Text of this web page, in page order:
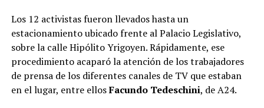
Los 12 activistas fueron llevados hasta un
estacionamiento ubicado frente al Palacio Legislativo,
sobre la calle Hipólito Yrigoyen. Rápidamente, ese
procedimiento acaparó la atención de los trabajadores
de prensa de los diferentes canales de TV que estaban
en el lugar, entre ellosFacundo Tedeschini, de A24.